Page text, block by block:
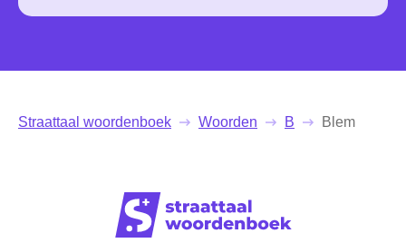
Straattaal woordenboek Woorden B Blem